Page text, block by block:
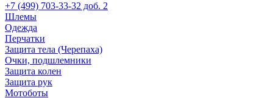
+7 (499) 703-33-32 доб. 2
Шлемы
Одежда
Перчатки
Защита тела (Черепаха)
Очки, подшлемники
Защита колен
Защита рук
Мотоботы